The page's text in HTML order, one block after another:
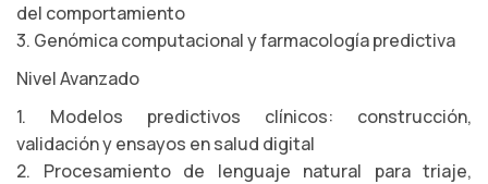
del comportamiento
3. Genómica computacional y farmacología predictiva
Nivel Avanzado
1. Modelos predictivos clínicos: construcción,
validación y ensayos en salud digital
2. Procesamiento de lenguaje natural para triaje,